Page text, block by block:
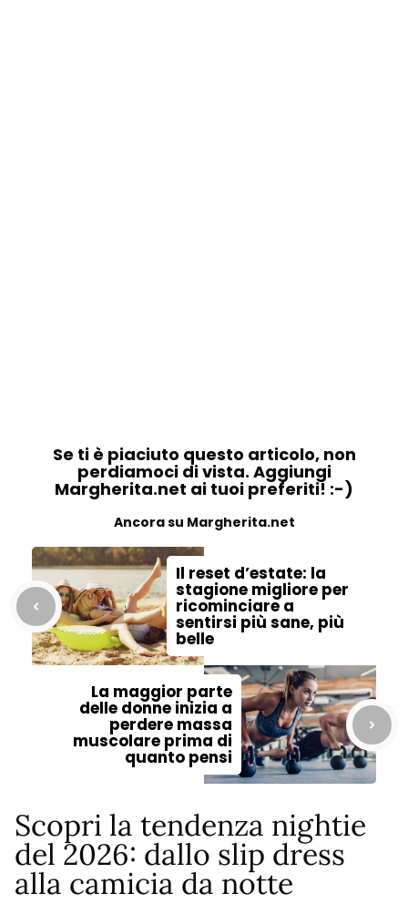
Se ti è piaciuto questo articolo, non
perdiamoci di vista. Aggiungi
Margherita.net ai tuoi preferiti! :-)
Ancora su Margherita.net
Il reset d’estate: la
stagione migliore per
ricominciare a
sentirsi più sane, più
belle
La maggior parte
delle donne inizia a
perdere massa
muscolare prima di
quanto pensi
Scopri la tendenza nightie
del 2026: dallo slip dress
alla camicia da notte